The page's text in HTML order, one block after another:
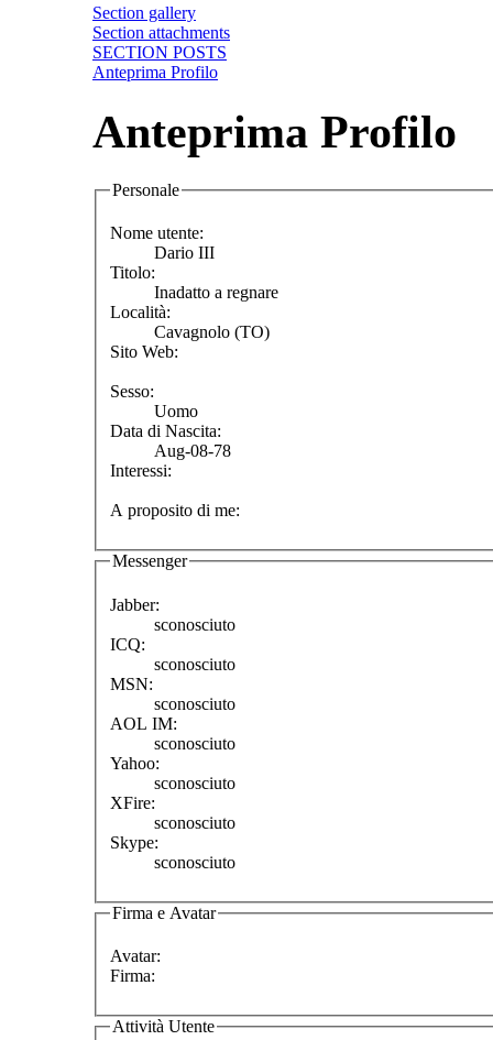
Section gallery
Section attachments
SECTION POSTS
Anteprima Profilo
Anteprima Profilo
Personale
Nome utente:
Dario III
Titolo:
Inadatto a regnare
Località:
Cavagnolo (TO)
Sito Web:
Sesso:
Uomo
Data di Nascita:
Aug-08-78
Interessi:
A proposito di me:
Messenger
Jabber:
sconosciuto
ICQ:
sconosciuto
MSN:
sconosciuto
AOL IM:
sconosciuto
Yahoo:
sconosciuto
XFire:
sconosciuto
Skype:
sconosciuto
Firma e Avatar
Avatar:
Firma:
Attività Utente